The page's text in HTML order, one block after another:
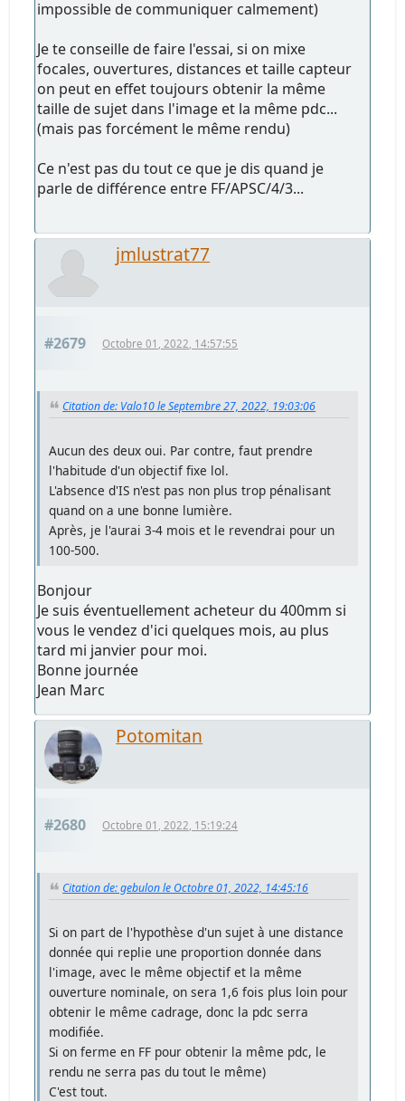
impossible de communiquer calmement)
Je te conseille de faire l'essai, si on mixe
focales, ouvertures, distances et taille capteur
on peut en effet toujours obtenir la même
taille de sujet dans l'image et la même pdc...
(mais pas forcément le même rendu)
Ce n'est pas du tout ce que je dis quand je
parle de différence entre FF/APSC/4/3...
jmlustrat77
#2679 Octobre 01, 2022, 14:57:55
Citation de: Valo10 le Septembre 27, 2022, 19:03:06
Aucun des deux oui. Par contre, faut prendre
l'habitude d'un objectif fixe lol.
L'absence d'IS n'est pas non plus trop pénalisant
quand on a une bonne lumière.
Après, je l'aurai 3-4 mois et le revendrai pour un
100-500.
Bonjour
Je suis éventuellement acheteur du 400mm si
vous le vendez d'ici quelques mois, au plus
tard mi janvier pour moi.
Bonne journée
Jean Marc
Potomitan
#2680 Octobre 01, 2022, 15:19:24
Citation de: gebulon le Octobre 01, 2022, 14:45:16
Si on part de l'hypothèse d'un sujet à une distance
donnée qui replie une proportion donnée dans
l'image, avec le même objectif et la même
ouverture nominale, on sera 1,6 fois plus loin pour
obtenir le même cadrage, donc la pdc serra
modifiée.
Si on ferme en FF pour obtenir la même pdc, le
rendu ne serra pas du tout le même)
C'est tout.